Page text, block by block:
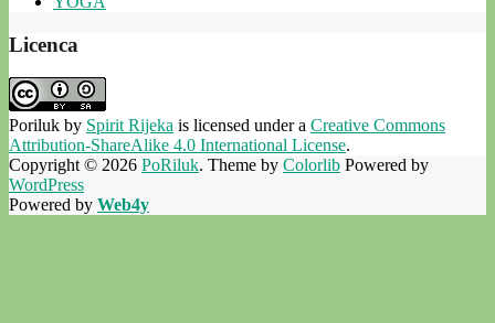
Licenca
Poriluk by Spirit Rijeka is licensed under a Creative Commons
Attribution-ShareAlike 4.0 International License.
Copyright © 2026 PoRiluk. Theme by Colorlib Powered by
WordPress
Powered by Web4y